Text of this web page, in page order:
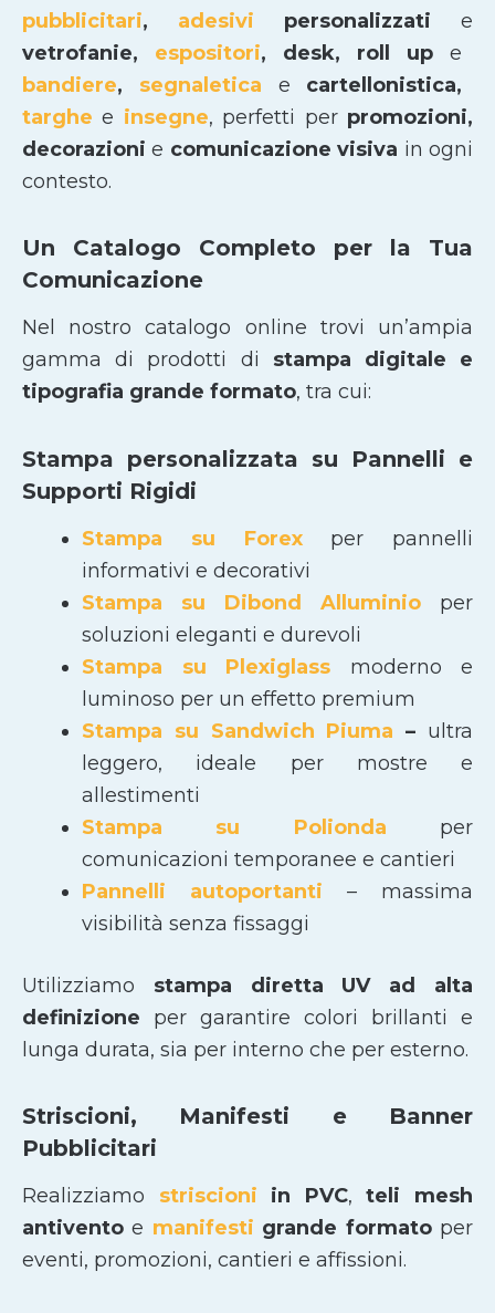
pubblicitari, adesivi personalizzati e
vetrofanie, espositori, desk, roll up e
bandiere, segnaletica e cartellonistica,
targhee insegne, perfetti per promozioni,
decorazionie comunicazione visiva in ogni
contesto.
Un Catalogo Completo per la Tua
Comunicazione
Nel nostro catalogo online trovi un’ampia
gamma di prodotti di stampa digitale e
tipografia grande formato, tra cui:
Stampa personalizzata su Pannelli e
Supporti Rigidi
Stampa su Forexper pannelli
informativi e decorativi
Stampa su Dibond Alluminio per
soluzioni eleganti e durevoli
Stampa su Plexiglass moderno e
luminoso per un effetto premium
Stampa su Sandwich Piuma – ultra
leggero, ideale per mostre e
allestimenti
Stampa su Polionda per
comunicazioni temporanee e cantieri
Pannelli autoportanti – massima
visibilità senza fissaggi
Utilizziamo stampa diretta UV ad alta
definizione per garantire colori brillanti e
lunga durata, sia per interno che per esterno.
Striscioni, Manifesti e Banner
Pubblicitari
Realizziamo striscioni in PVC,teli mesh
antivento e manifesti grande formatoper
eventi, promozioni, cantieri e affissioni.